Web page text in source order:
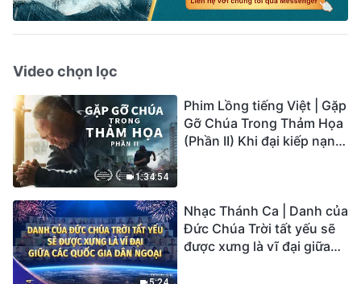
Video chọn lọc
1:34:54
Phim Lồng tiếng Việt | Gặp
Gỡ Chúa Trong Thảm Họa
(Phần II) Khi đại kiếp nạn
Nhạc Thánh Ca | Danh của
Đức Chúa Trời tất yếu sẽ
được xưng là vĩ đại giữa